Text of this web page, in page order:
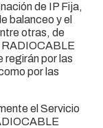
de IP Fija,
balanceo y el
otras, de
RADIOCABLE
por las
por las
el Servicio